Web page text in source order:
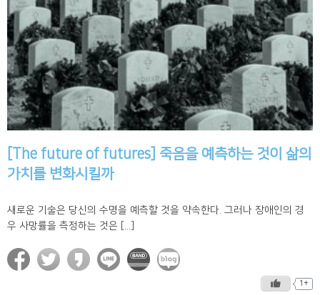
[The future of futures] 죽음을 예측하는 것이 삶의
가치를 변화시킬까
새로운 기술은 당신의 수명을 예측할 것을 약속한다. 그러나 장애인의 경
우 사망률을 측정하는 것은 [...]
1+